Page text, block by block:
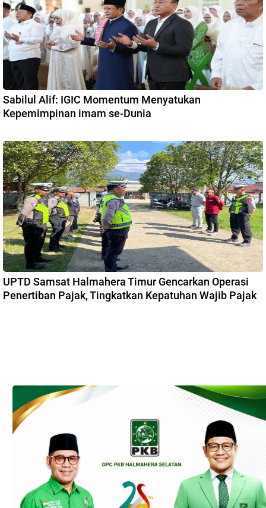
Sabilul Alif: IGIC Momentum Menyatukan
Kepemimpinan imam se-Dunia
UPTD Samsat Halmahera Timur Gencarkan Operasi
Penertiban Pajak, Tingkatkan Kepatuhan Wajib Pajak